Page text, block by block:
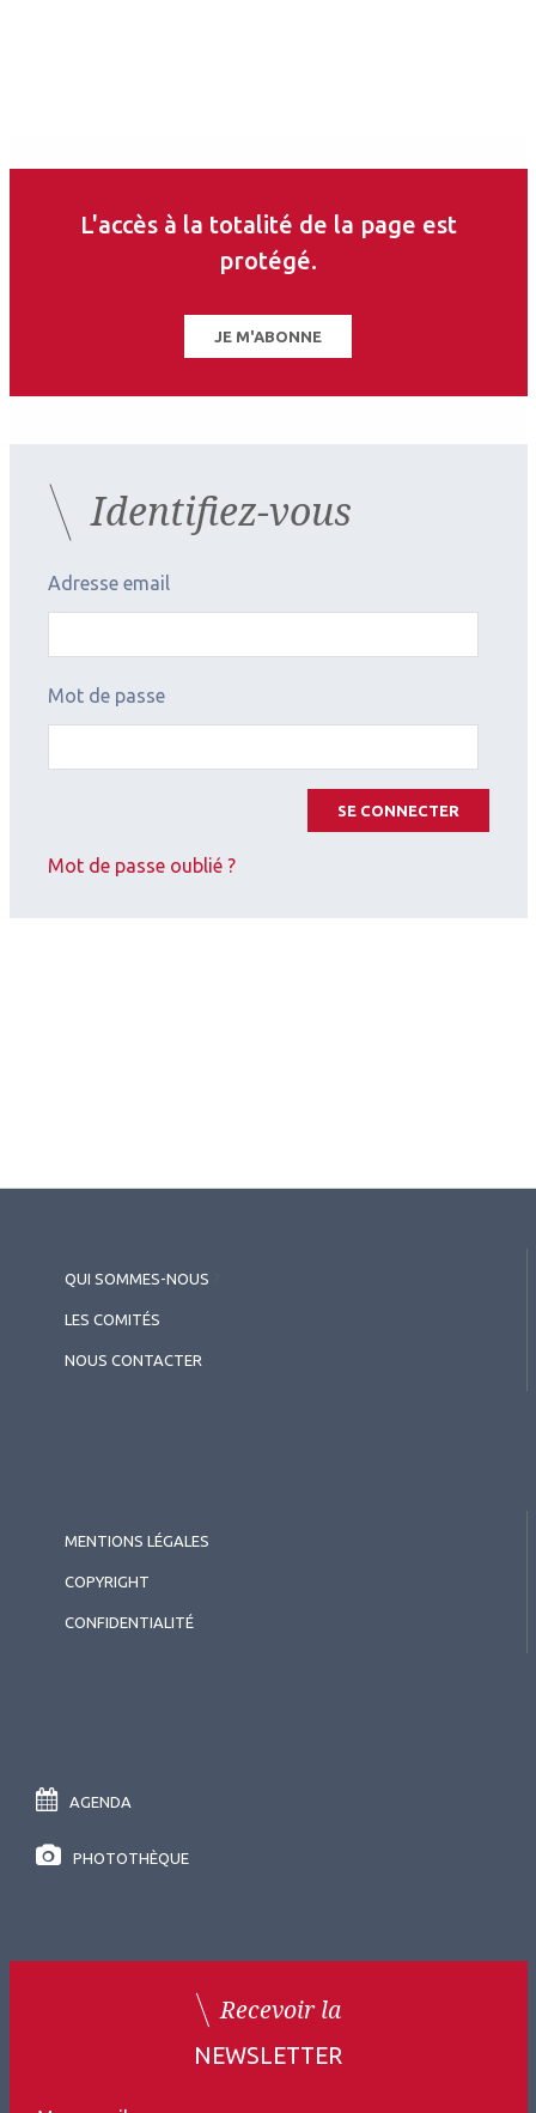
Auteurs
Centre Iéna Vision, Paris
Les derniers articles sur
2026.07.11
Surface oculaire
Inflammation de la surface
2026.07.11
(Japon)
L'accès à la totalité de la page est
protégé.
JE M'ABONNE
Identifiez-vous
Adresse email
Mot de passe
SE CONNECTER
Mot de passe oublié ?
QUI SOMMES-NOUS
LES COMITÉS
NOUS CONTACTER
MENTIONS LÉGALES
COPYRIGHT
CONFIDENTIALITÉ
AGENDA
PHOTOTHÈQUE
Recevoir la
NEWSLETTER